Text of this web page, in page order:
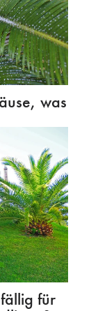
was
für